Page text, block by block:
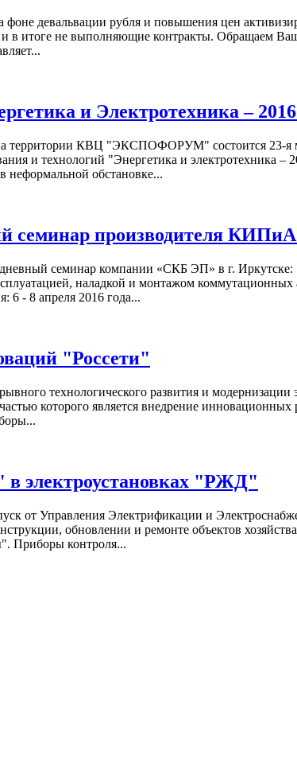
фоне девальвации рубля и повышения цен
и в итоге не выполняющие контракты. Обращаем
и Электротехника –
территории КВЦ "ЭКСПОФОРУМ" состоится 23-я
и технологий "Энергетика и
неформальной обстановке...
семинар производителя
семинар компании «СКБ ЭП» в г. Иркутске:
наладкой и монтажом
6 - 8 апреля 2016 года...
"Россети"
технологического развития и модернизации
которого является внедрение
электроустановках "РЖД"
от Управления Электрификации и
обновлении и ремонте объектов
Приборы контроля...